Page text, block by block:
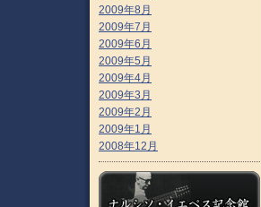
2009年8月
2009年7月
2009年6月
2009年5月
2009年4月
2009年3月
2009年2月
2009年1月
2008年12月